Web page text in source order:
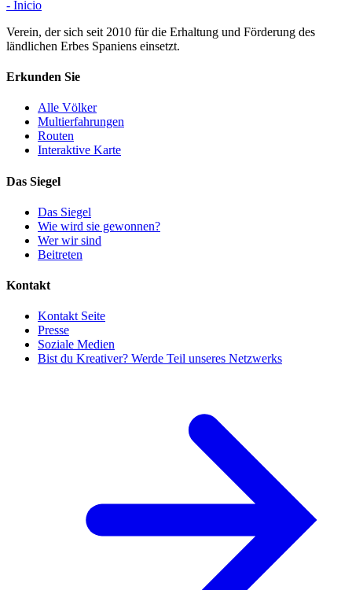
- Inicio
Verein, der sich seit 2010 für die Erhaltung und Förderung des
ländlichen Erbes Spaniens einsetzt.
Erkunden Sie
Alle Völker
Multierfahrungen
Routen
Interaktive Karte
Das Siegel
Das Siegel
Wie wird sie gewonnen?
Wer wir sind
Beitreten
Kontakt
Kontakt Seite
Presse
Soziale Medien
Bist du Kreativer? Werde Teil unseres Netzwerks